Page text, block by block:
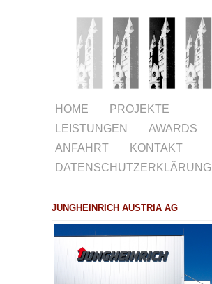
HOME
PROJEKTE
LEISTUNGEN
AWARDS
ANFAHRT
KONTAKT
DATENSCHUTZERKLÄRUNG
JUNGHEINRICH AUSTRIA AG